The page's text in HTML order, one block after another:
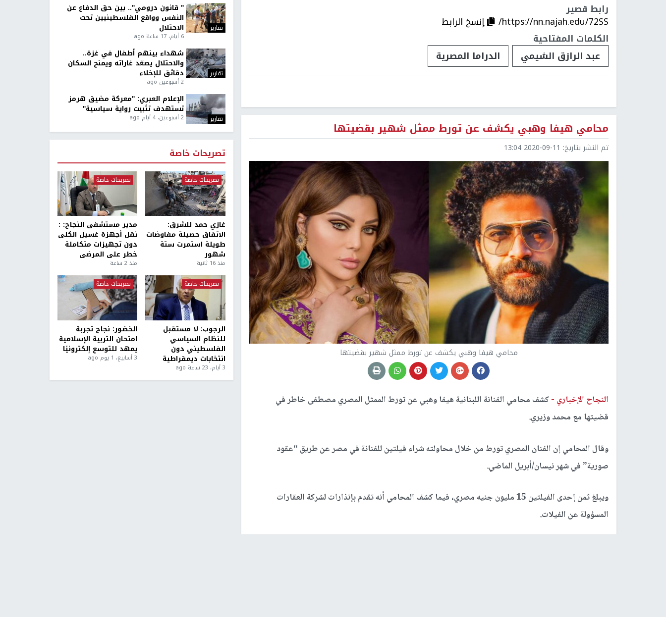
رابط قصير
https://nn.najah.edu/72SS/
إنسخ الرابط
الكلمات المفتاحية
عبد الرازق الشيمي
الدراما المصرية
محامي هيفا وهبي يكشف عن تورط ممثل شهير بقضيتها
تم النشر بتاريخ: 2020-09-11 13:04
محامي هيفا وهبي يكشف عن تورط ممثل شهير بقضيتها
النجاح الإخباري -كشف محامي الفنانة اللبنانية هيفا وهبي عن تورط الممثل المصري مصطفى خاطر في
قضيتها مع محمد وزيري.
وقال المحامي إن الفنان المصري تورط من خلال محاولته شراء فيلتين للفنانة في مصر عن طريق “عقود
صورية” في شهر نيسان/أبريل الماضي.
ويبلغ ثمن إحدى الفيلتين 15 مليون جنيه مصري، فيما كشف المحامي أنه تقدم بإنذارات لشركة العقارات
المسؤولة عن الفيلات.
تقارير
" قانون درومي".. بين حق الدفاع عن
النفس وواقع الفلسطينيين تحت
الاحتلال
6 أيام، 17 ساعة ago
تقارير
شهداء بينهم أطفال في غزة..
والاحتلال يصعّد غاراته ويمنح السكان
دقائق للإخلاء
2 أسبوعين ago
تقارير
الإعلام العبري: "معركة مضيق هرمز
تستهدف تثبيت رواية سياسية"
2 أسبوعين، 4 أيام ago
تصريحات خاصة
تصريحات خاصة
غازي حمد للشرق:
الاتفاق حصيلة مفاوضات
طويلة استمرت ستة
شهور
منذ 16 ثانية
تصريحات خاصة
مدير مستشفى النجاح: :
نقل أجهزة غسيل الكلى
دون تجهيزات متكاملة
خطر على المرضى
منذ 2 ساعة
تصريحات خاصة
الرجوب: لا مستقبل
للنظام السياسي
الفلسطيني دون
انتخابات ديمقراطية
3 أيام، 23 ساعة ago
تصريحات خاصة
الخضور: نجاح تجربة
امتحان التربية الإسلامية
يمهد للتوسع إلكترونيًا
3 أسابيع، 1 يوم ago